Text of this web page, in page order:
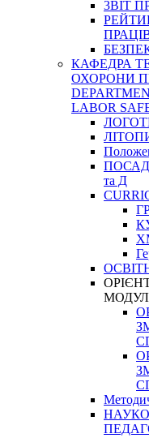
3BIT
КАФЕДРА
ОХОРОНИ
LABOR
та Д